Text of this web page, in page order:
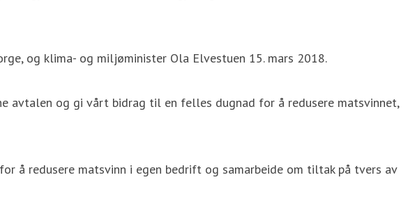
og klima- og miljøminister Ola Elvestuen 15. mars 2018.
avtalen og gi vårt bidrag til en felles dugnad for å redusere matsvinnet,
å redusere matsvinn i egen bedrift og samarbeide om tiltak på tvers av